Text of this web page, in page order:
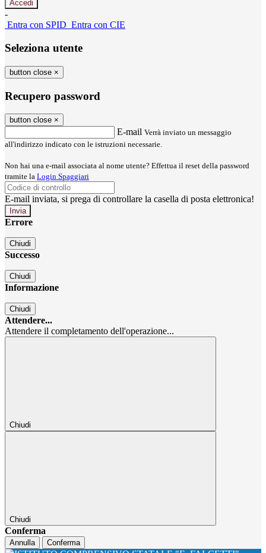
-
Entra con SPID Entra con CIE
Seleziona utente
button close ×
Recupero password
button close ×
E-mail Verrà inviato un messaggio
all'indirizzo indicato con le istruzioni necessarie.
Non hai una e-mail associata al nome utente? Effettua il reset della password
tramite la Login Spaggiari
E-mail inviata, si prega di controllare la casella di posta elettronica!
Errore
Chiudi
Successo
Chiudi
Informazione
Chiudi
Attendere...
Attendere il completamento dell'operazione...
Chiudi
Chiudi
Conferma
Annulla Conferma